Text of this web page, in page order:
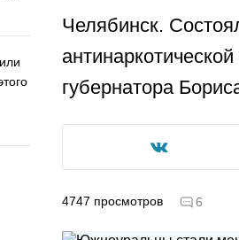
Челябинск.
губернатора
4747 просмотров 6